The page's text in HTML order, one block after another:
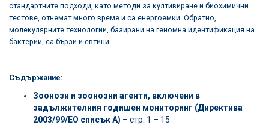
стандартните подходи, като методи за култивиране и биохимични
тестове, отнемат много време и са енергоемки. Обратно,
молекулярните технологии, базирани на геномна идентификация на
бактерии, са бързи и евтини.
Съдържание:
Зоонози и зоонозни агенти, включени в
задължителния годишен мониторинг (Директива
2003/99/ЕО списък А) – стр. 1 – 15